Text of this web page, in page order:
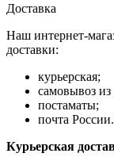
Доставка
Наш интернет-
доставки:
курьерская;
самовывоз из
постаматы;
почта России.
Курьерская